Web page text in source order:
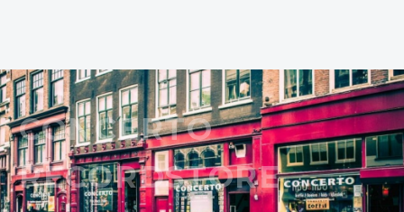
CONCERTO
RECORDSTORE